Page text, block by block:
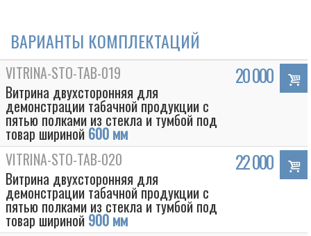
ВАРИАНТЫ КОМПЛЕКТАЦИЙ
VITRINA-STO-TAB-019
Витрина двухсторонняя для
демонстрации табачной продукции с
пятью полками из стекла и тумбой под
товар шириной 600 мм
20 000
VITRINA-STO-TAB-020
Витрина двухсторонняя для
демонстрации табачной продукции с
пятью полками из стекла и тумбой под
товар шириной 900 мм
22 000